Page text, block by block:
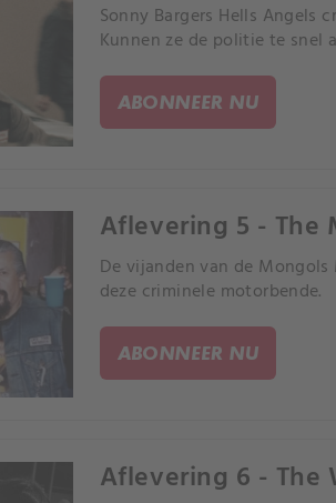
Sonny Bargers Hells Angels
Kunnen ze de politie te snel
ABONNEER NU
Aflevering 5 - The
De vijanden van de
deze criminele motorbende.
ABONNEER NU
Aflevering 6 - The